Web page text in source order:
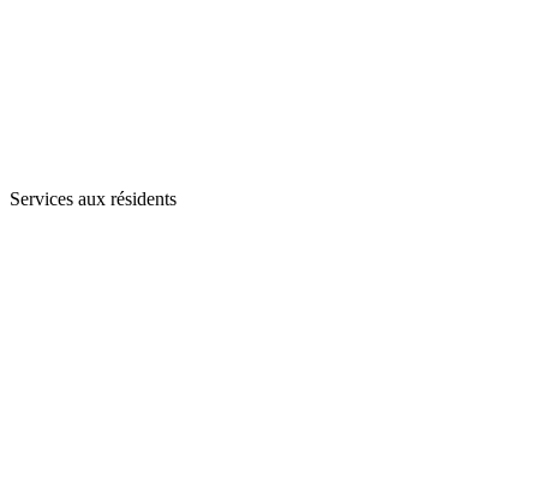
Services aux résidents